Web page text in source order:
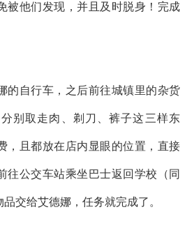
被他们发现，并且及时脱身！完成
的自行车，之后前往城镇里的杂货
别取走肉、剃刀、裤子这三样东
，且都放在店内显眼的位置，直接
往公交车站乘坐巴士返回学校（同
交给艾德娜，任务就完成了。